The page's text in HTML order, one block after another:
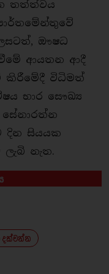
තත්ත්වය
ඖෂධ
ආයතන ආදී
කිරීමේදී විධිමත්
භාර සෞඛ්‍ය
දින සියයක
නැත.
දක්වන්න